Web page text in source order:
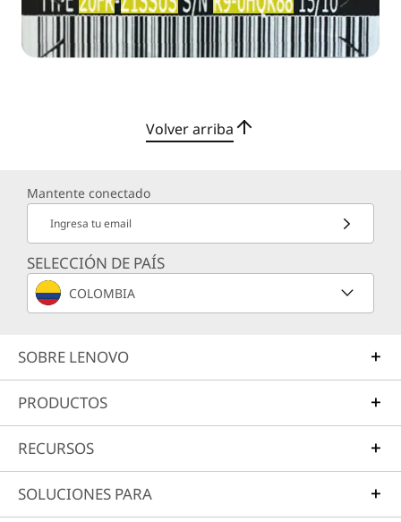
Volver arriba
Mantente conectado
Ingresa tu email
SELECCIÓN DE PAÍS
COLOMBIA
SOBRE LENOVO
PRODUCTOS
RECURSOS
SOLUCIONES PARA